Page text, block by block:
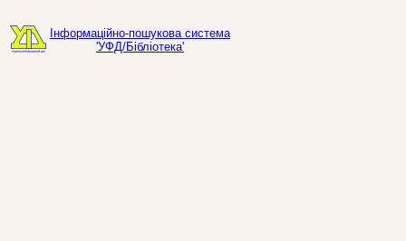
Інформаційно-пошукова система
'УФД/Бібліотека'